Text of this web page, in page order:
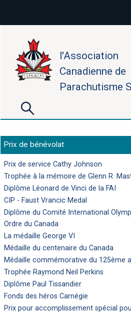
l'Association
Canadienne de
Parachutisme
Formulaire de
Rechercher
Prix de bénévolat
Prix de service Cathy Johnson
Trophée à la mémoire de Glenn R.
Diplôme Léonard de Vinci de la FAI
CIP - Faust Vrancic Medal
Diplôme du Comité International
Ordre du Canada
La médaille George VI
Médaille du centenaire du Canada
Médaille commémorative du 125ème
Trophée Raymond Neil Perkins
Diplôme Paul Tissandier
Fonds des héros Carnégie
Prix pour accomplissement spécial